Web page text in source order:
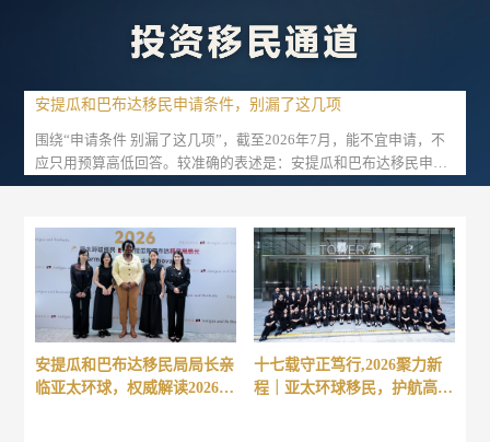
安提瓜和巴布达移民申请条件，别漏了这几项
围绕“申请条件 别漏了这几项”，截至2026年7月，能不宜申请，不
应只用预算高低回答。较准确的表述是：安提瓜和巴布达移民申请
不宜只看最低金额。主申请人资格、家庭成员定义、真实履历、款
兄弟姐妹和获批后新增成员。当前共同递交与以后追加并非同一收
费或资格机制，决定暂缓前应取得现行依据。围绕“申请条件 别漏
了这几项”，本文分别处理规则结论、家庭差异及签约前的核验动
安提瓜和巴布达移民局局长亲
临亚太环球，权威解读2026投
十七载守正笃行,2026聚力新
程｜亚太环球移民，护航高净